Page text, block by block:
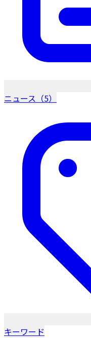
ニュース（5）
キーワード